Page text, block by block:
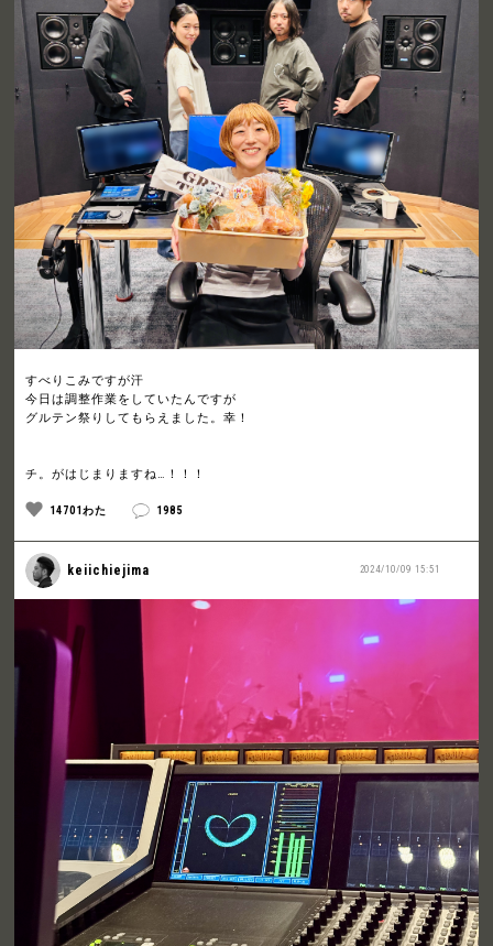
すべりこみですが汗
今日は調整作業をしていたんですが
グルテン祭りしてもらえました。幸！
チ。がはじまりますね…！！！
14701わた 1985
2024/10/09 15:51
keiichiejima